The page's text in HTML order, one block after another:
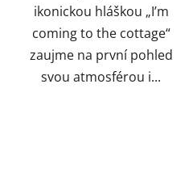
ikonickou hláškou „I’m
coming to the cottage“
zaujme na první pohled
svou atmosférou i...